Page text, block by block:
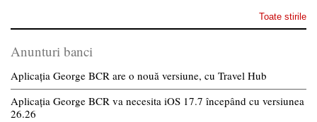
Toate stirile
Anunturi banci
Aplicația George BCR are o nouă versiune, cu Travel Hub
Aplicația George BCR va necesita iOS 17.7 începând cu versiunea
26.26